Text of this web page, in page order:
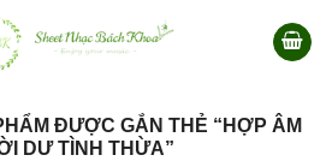
ĐƯỢC GẮN THẺ “HỢP ÂM
DƯ TÌNH THỪA”